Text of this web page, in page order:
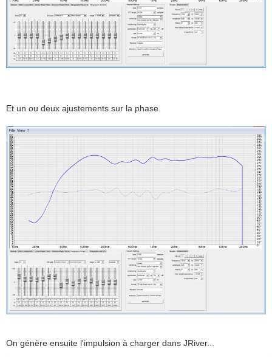
Et un ou deux ajustements sur la phase.
On génère ensuite l'impulsion à charger dans JRiver...